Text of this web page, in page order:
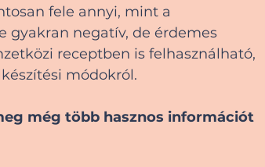
fele annyi, mint a
gyakran negatív, de érdemes
receptben is felhasználható,
módokról.
még több hasznos információt